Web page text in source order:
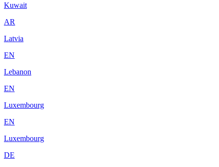
Kuwait
AR
Latvia
EN
Lebanon
EN
Luxembourg
EN
Luxembourg
DE